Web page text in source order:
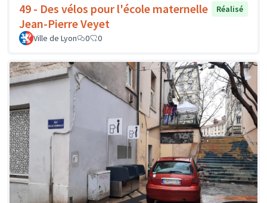
49 - Des vélos pour l'école maternelle
Jean-Pierre Veyet
Réalisé
Ville de Lyon 0 0